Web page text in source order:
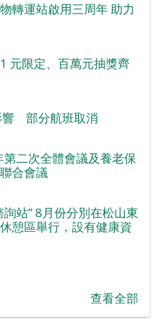
轉運站啟用三周年 助力
元限定、百萬元抽獎齊
響 部分航班取消
二次全體會議及養老保
合會議
站” 8月份分別在松山東
憩區舉行，設有健康資
查看全部